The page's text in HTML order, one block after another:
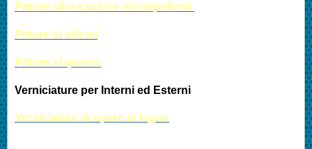
Pitture silossaniche idrorepellenti
Pitture ai silicati
Pitture al quarzo
Verniciature per Interni ed Esterni
Verniciature di opere in legno